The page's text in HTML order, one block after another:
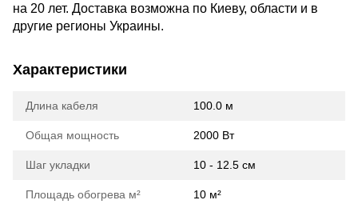
на 20 лет. Доставка возможна по Киеву, области и в
другие регионы Украины.
Характеристики
Длина кабеля 100.0 м
Общая мощность 2000 Вт
Шаг укладки 10 - 12.5 см
Площадь обогрева м² 10 м²